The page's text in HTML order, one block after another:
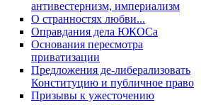
антивестернизм, империализм
О странностях любви...
Оправдания дела ЮКОСа
Основания пересмотра
приватизации
Предложения де-либерализовать
Конституцию и публичное право
Призывы к ужесточению